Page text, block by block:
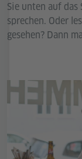
Sie unten auf das
sprechen. Oder
gesehen? Dann